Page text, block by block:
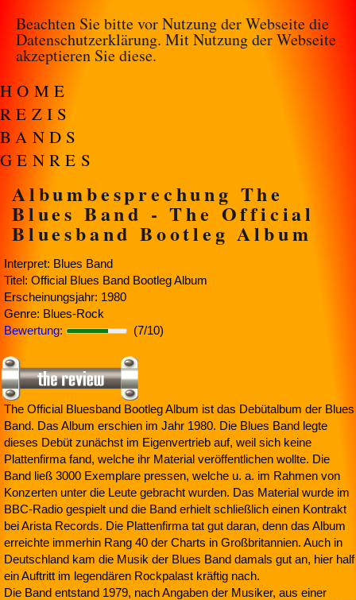
Beachten Sie bitte vor Nutzung der Webseite die
Datenschutzerklärung. Mit Nutzung der Webseite
akzeptieren Sie diese.
HOME
REZIS
BANDS
GENRES
Albumbesprechung The
Blues Band - The Official
Bluesband Bootleg Album
Interpret: Blues Band
Titel: Official Blues Band Bootleg Album
Erscheinungsjahr: 1980
Genre: Blues-Rock
Bewertung:
(7/10)
The Official Bluesband Bootleg Album ist das Debütalbum der Blues
Band. Das Album erschien im Jahr 1980. Die Blues Band legte
dieses Debüt zunächst im Eigenvertrieb auf, weil sich keine
Plattenfirma fand, welche ihr Material veröffentlichen wollte. Die
Band ließ 3000 Exemplare pressen, welche u. a. im Rahmen von
Konzerten unter die Leute gebracht wurden. Das Material wurde im
BBC-Radio gespielt und die Band erhielt schließlich einen Kontrakt
bei Arista Records. Die Plattenfirma tat gut daran, denn das Album
erreichte immerhin Rang 40 der Charts in Großbritannien. Auch in
Deutschland kam die Musik der Blues Band damals gut an, hier half
ein Auftritt im legendären Rockpalast kräftig nach.
Die Band entstand 1979, nach Angaben der Musiker, aus einer